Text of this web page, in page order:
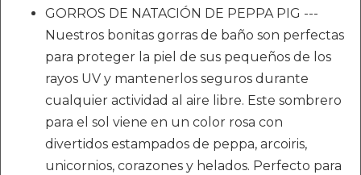
GORROS DE NATACIÓN DE PEPPA PIG ---
Nuestros bonitas gorras de baño son perfectas
para proteger la piel de sus pequeños de los
rayos UV y mantenerlos seguros durante
cualquier actividad al aire libre. Este sombrero
para el sol viene en un color rosa con
divertidos estampados de peppa, arcoiris,
unicornios, corazones y helados. Perfecto para